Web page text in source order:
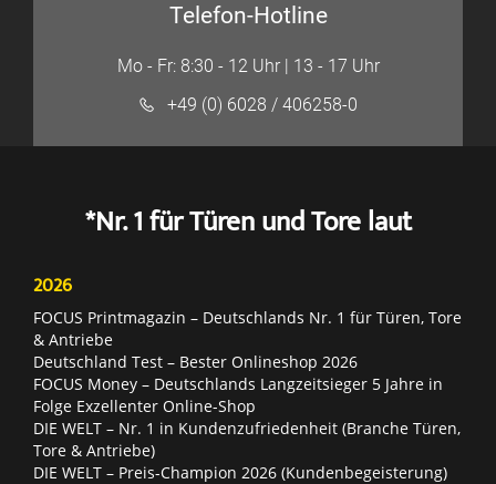
Telefon-Hotline
Mo - Fr: 8:30 - 12 Uhr | 13 - 17 Uhr
+49 (0) 6028 / 406258-0
*Nr. 1 für Türen und Tore laut
2026
FOCUS Printmagazin – Deutschlands Nr. 1 für Türen, Tore
& Antriebe
Deutschland Test – Bester Onlineshop 2026
FOCUS Money – Deutschlands Langzeitsieger 5 Jahre in
Folge Exzellenter Online-Shop
DIE WELT – Nr. 1 in Kundenzufriedenheit (Branche Türen,
Tore & Antriebe)
DIE WELT – Preis-Champion 2026 (Kundenbegeisterung)